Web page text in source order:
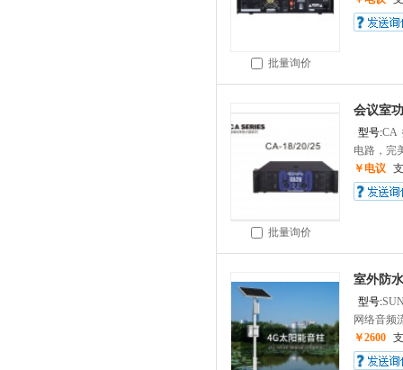
批量询价
批量询价
会议室
型号:CA
电路，完
￥电议
室外防
型号:
⽹络⾳频
￥2600